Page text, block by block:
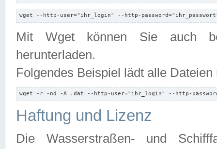
wget --http-user="ihr_login" --http-
Mit Wget können Sie auch
herunterladen.
Folgendes Beispiel lädt alle
wget -r -nd -A .dat --http-user="ihr_login" --http-
Haftung und Lizenz
Die Wasserstraßen- und